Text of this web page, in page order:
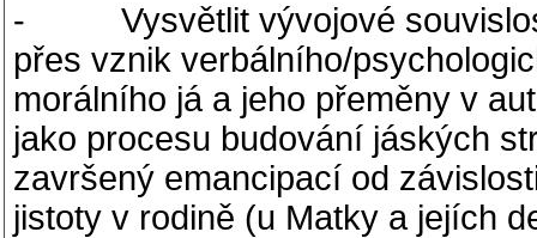
- Vysvětlit vývojové
přes vznik verbálního/
morálního já a jeho přeměny v
jako procesu budování jáských
završený emancipací od
jistoty v rodině (u Matky a jejích